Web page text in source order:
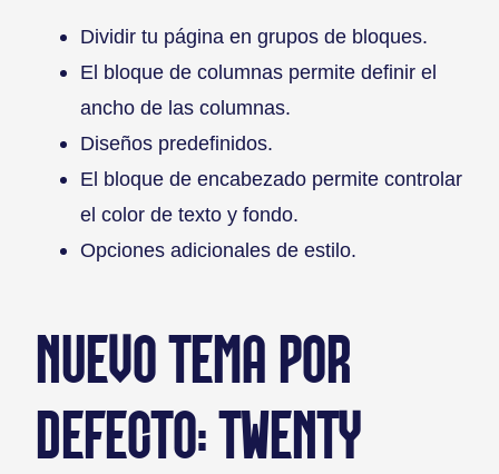
Dividir tu página en grupos de bloques.
El bloque de columnas permite definir el
ancho de las columnas.
Diseños predefinidos.
El bloque de encabezado permite controlar
el color de texto y fondo.
Opciones adicionales de estilo.
NUEVO TEMA POR
DEFECTO: TWENTY